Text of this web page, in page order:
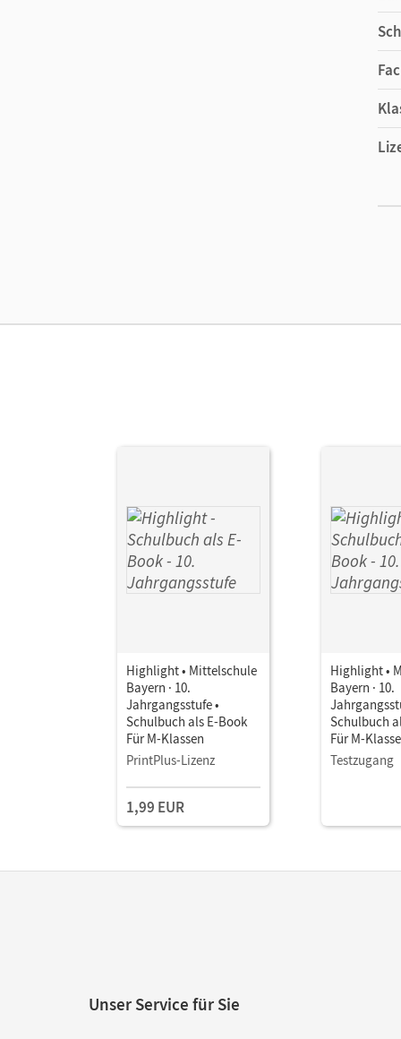
Highlight • Mittelschule
Bayern · 10.
Jahrgangsstufe •
Schulbuch als E-Book
Für M-Klassen
PrintPlus-Lizenz
1,99 EUR
Highlight •
Bayern · 10.
Schulbuch
Für M-
Testzugang
Unser Service für Sie